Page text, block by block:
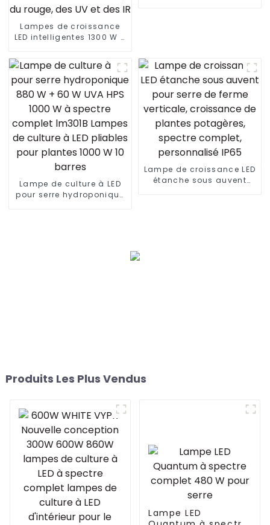
Lampes de croissance
LED intelligentes 1300 W 5
indépendants, réglage
du spectre, lampe de
croissance des plantes,
contrôle libre du blanc,
du rouge, des UV et des
IR
Lampe de culture à LED
pour serre hydroponique
Lampe de croissance LED
étanche sous auvent
Produits Les Plus Vendus
Lampe LED